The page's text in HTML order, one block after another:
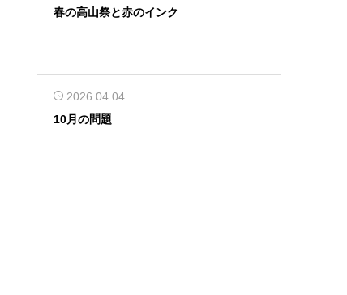
春の高山祭と赤のインク
2026.04.04
10月の問題